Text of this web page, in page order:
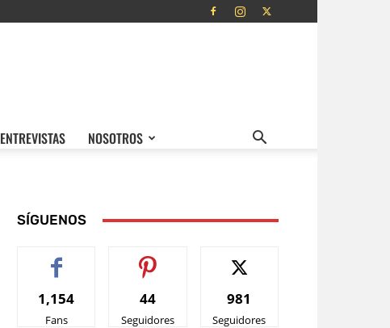
ENTREVISTAS NOSOTROS
SÍGUENOS
1,154
Fans
44
Seguidores
981
Seguidores